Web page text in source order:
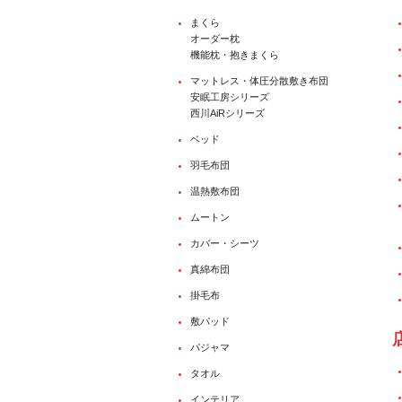
まくら
オーダー枕
機能枕・抱きまくら
マットレス・体圧分散敷き布団
安眠工房シリーズ
西川AiRシリーズ
ベッド
羽毛布団
温熱敷布団
ムートン
カバー・シーツ
真綿布団
掛毛布
敷パッド
パジャマ
タオル
インテリア